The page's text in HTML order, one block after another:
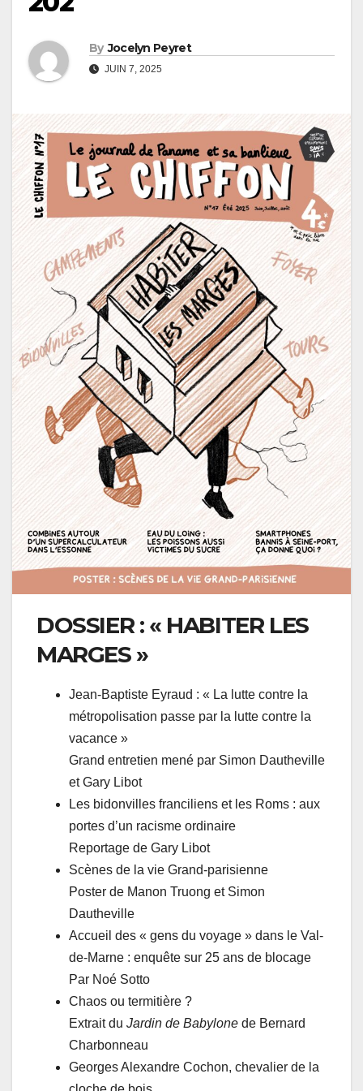
By Jocelyn Peyret
JUIN 7, 2025
DOSSIER : « HABITER LES
MARGES »
Jean-Baptiste Eyraud : « La lutte contre la
métropolisation passe par la lutte contre la
vacance »
Grand entretien mené par Simon Dautheville
et Gary Libot
Les bidonvilles franciliens et les Roms : aux
portes d’un racisme ordinaire
Reportage de Gary Libot
Scènes de la vie Grand-parisienne
Poster de Manon Truong et Simon
Dautheville
Accueil des « gens du voyage » dans le Val-
de-Marne : enquête sur 25 ans de blocage
Par Noé Sotto
Chaos ou termitière ?
Extrait du Jardin de Babylone de Bernard
Charbonneau
Georges Alexandre Cochon, chevalier de la